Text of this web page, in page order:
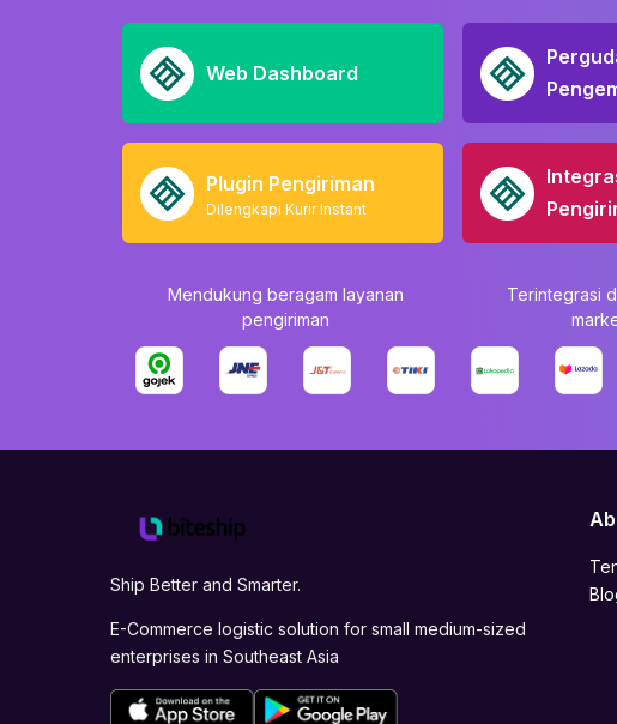
Web Dashboard
Plugin Pengiriman
Dilengkapi Kurir Instant
Mendukung beragam layanan
pengiriman
Terintegrasi
Ship Better and Smarter.
E-Commerce logistic solution for small medium-sized
enterprises in Southeast Asia